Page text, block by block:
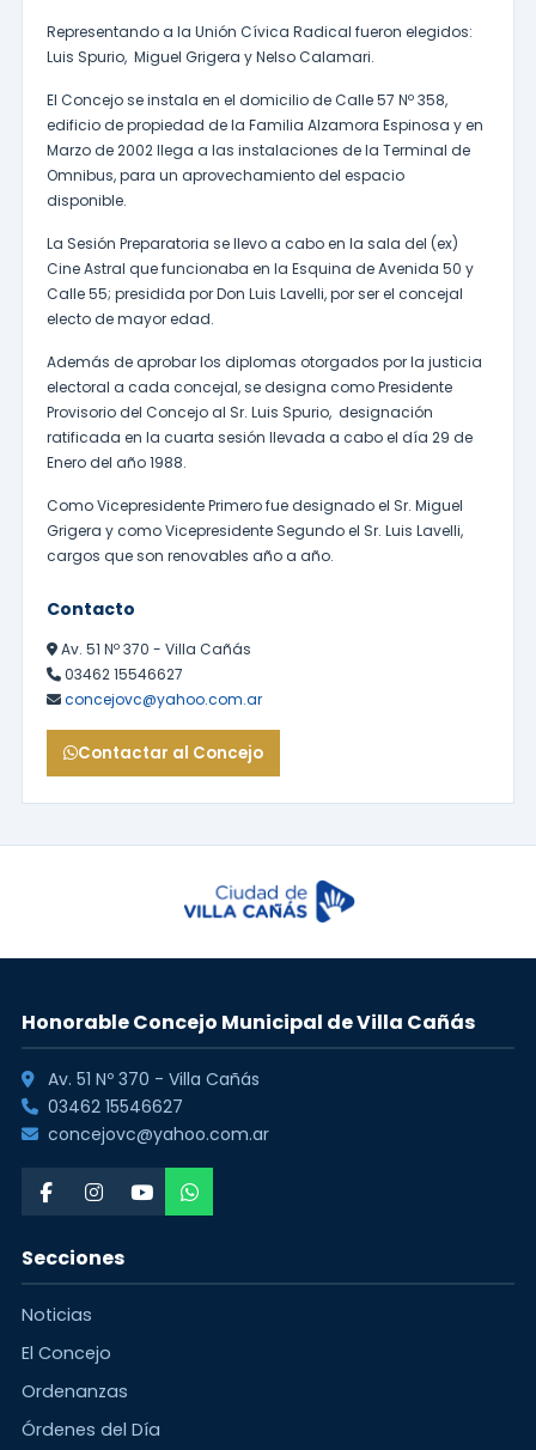
Representando a la Unión Cívica Radical fueron elegidos:
Luis Spurio, Miguel Grigera y Nelso Calamari.
El Concejo se instala en el domicilio de Calle 57 Nº 358,
edificio de propiedad de la Familia Alzamora Espinosa y en
Marzo de 2002 llega a las instalaciones de la Terminal de
Omnibus, para un aprovechamiento del espacio
disponible.
La Sesión Preparatoria se llevo a cabo en la sala del (ex)
Cine Astral que funcionaba en la Esquina de Avenida 50 y
Calle 55; presidida por Don Luis Lavelli, por ser el concejal
electo de mayor edad.
Además de aprobar los diplomas otorgados por la justicia
electoral a cada concejal, se designa como Presidente
Provisorio del Concejo al Sr. Luis Spurio, designación
ratificada en la cuarta sesión llevada a cabo el día 29 de
Enero del año 1988.
Como Vicepresidente Primero fue designado el Sr. Miguel
Grigera y como Vicepresidente Segundo el Sr. Luis Lavelli,
cargos que son renovables año a año.
Contacto
Av. 51 Nº 370 - Villa Cañás
03462 15546627
concejovc@yahoo.com.ar
Contactar al Concejo
Honorable Concejo Municipal de Villa Cañás
Av. 51 Nº 370 - Villa Cañás
03462 15546627
concejovc@yahoo.com.ar
Secciones
Noticias
El Concejo
Ordenanzas
Órdenes del Día